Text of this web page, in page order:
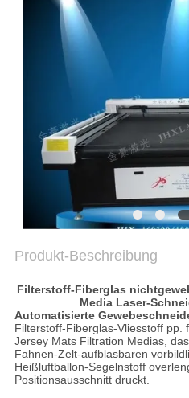
REDEN
JETZT.
COMPANY
NEWS
SITEMAP
PRIVACY
POLICY
Produkt-Beschreibung
Filterstoff-Fiberglas
Media Laser-
Automatisierte
Filterstoff-Fiberglas-Vliesstoff pp.
JerseyMats Filtration Medias, das
Fahnen-Zelt-aufblasbaren
Heißluftballon-Segelnstoff
Positionsausschnitt druckt.